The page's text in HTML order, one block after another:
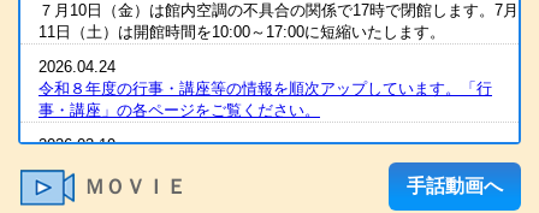
７月10日（金）は館内空調の不具合の関係で17時で閉館します。7月
11日（土）は開館時間を10:00～17:00に短縮いたします。
2026.04.24
令和８年度の行事・講座等の情報を順次アップしています。「行
事・講座」の各ページをご覧ください。
2026.03.19
2025（令和7）年度 全国統一要約筆記者認定試験 合格発表
2026.03.07
ＭＯＶＩＥ 手話動画へ